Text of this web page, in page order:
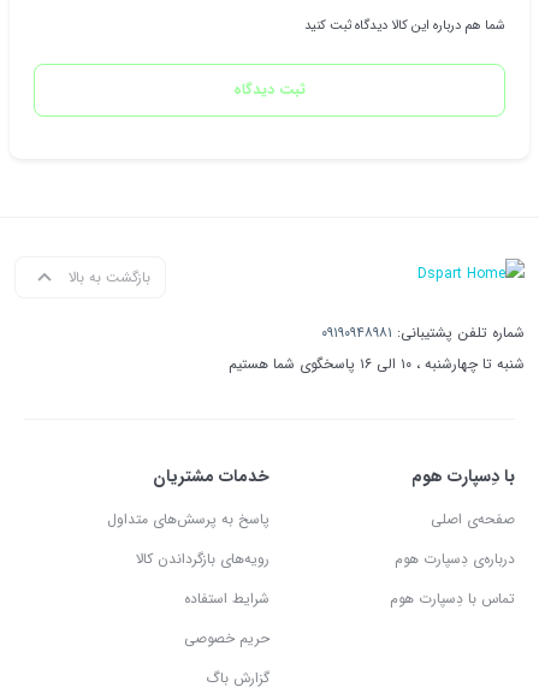
شما هم درباره این کالا دیدگاه ثبت کنید
ثبت دیدگاه
بازگشت به بالا
شماره تلفن پشتیبانی: ۰۹۱۹۰۹۴۸۹۸۱
شنبه تا چهارشنبه ، ۱۰ الی ۱۶ پاسخگوی شما هستیم
با دِسپارت هوم
صفحه‌ی اصلی
درباره‌ی دِسپارت هوم
تماس با دِسپارت هوم
خدمات مشتریان
پاسخ به پرسش‌های متداول
رویه‌های بازگرداندن کالا
شرایط استفاده
حریم خصوصی
گزارش باگ